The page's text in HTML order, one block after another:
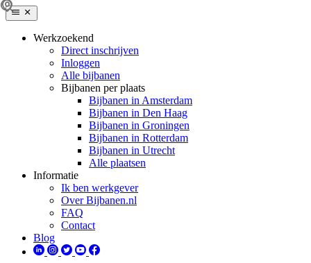
Werkzoekend
Direct inschrijven
Inloggen
Alle bijbanen
Bijbanen per plaats
Bijbanen in Amsterdam
Bijbanen in Den Haag
Bijbanen in Groningen
Bijbanen in Rotterdam
Bijbanen in Utrecht
Alle plaatsen
Informatie
Ik ben werkgever
Over Bijbanen.nl
FAQ
Contact
Blog